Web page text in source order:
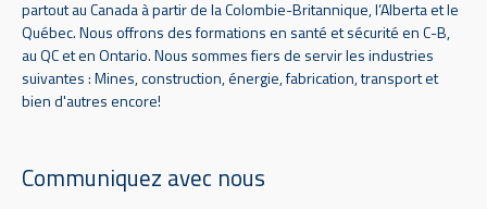
partout au Canada à partir de la Colombie-Britannique, l’Alberta et le
Québec. Nous offrons des formations en santé et sécurité en C-B,
au QC et en Ontario. Nous sommes fiers de servir les industries
suivantes : Mines, construction, énergie, fabrication, transport et
bien d'autres encore!
Communiquez avec nous